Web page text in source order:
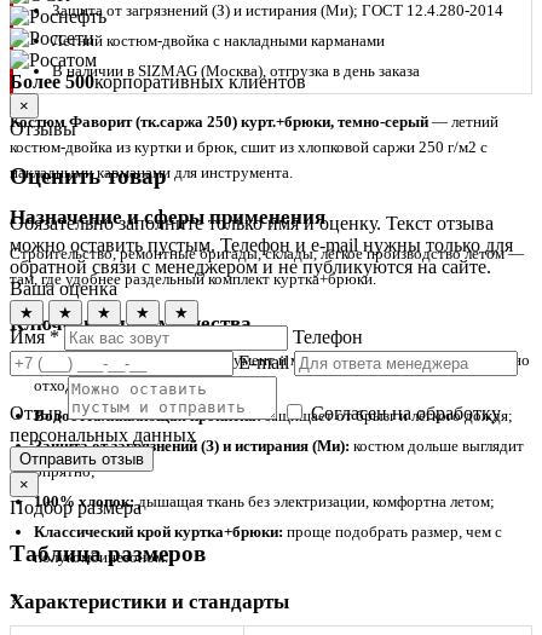
Защита от загрязнений (З) и истирания (Ми); ГОСТ 12.4.280-2014
Летний костюм-двойка с накладными карманами
В наличии в SIZMAG (Москва), отгрузка в день заказа
Костюм Фаворит (тк.саржа 250) курт.+брюки, темно-серый — летний
костюм-двойка из куртки и брюк, сшит из хлопковой саржи 250 г/м2 с
накладными карманами для инструмента.
Назначение и сферы применения
Строительство, ремонтные бригады, склады, лёгкое производство летом —
там, где удобнее раздельный комплект куртка+брюки.
Ключевые преимущества
Накладные карманы:
инструмент и мелочи всегда под рукой, не нужно
отходить к ящику;
Водоотталкивающая пропитка:защищает от брызг и лёгкого дождя;
Защита от загрязнений (З) и истирания (Ми): костюм дольше выглядит
опрятно;
100% хлопок:дышащая ткань без электризации, комфортна летом;
Классический крой куртка+брюки: проще подобрать размер, чем с
полукомбинезоном.
Характеристики и стандарты
Более 500корпоративных клиентов
×
Отзывы
Оценить товар
Обязательно заполните только имя и оценку. Текст отзыва
можно оставить пустым. Телефон и e-mail нужны только для
обратной связи с менеджером и не публикуются на сайте.
Ваша оценка
★ ★ ★ ★ ★
Имя *
Телефон
E-mail
Отзыв
Согласен на обработку
персональных данных
Отправить отзыв
×
Подбор размера
Таблица размеров
?